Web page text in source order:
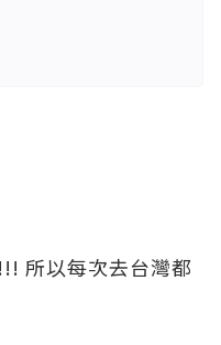
所以每次去台灣都